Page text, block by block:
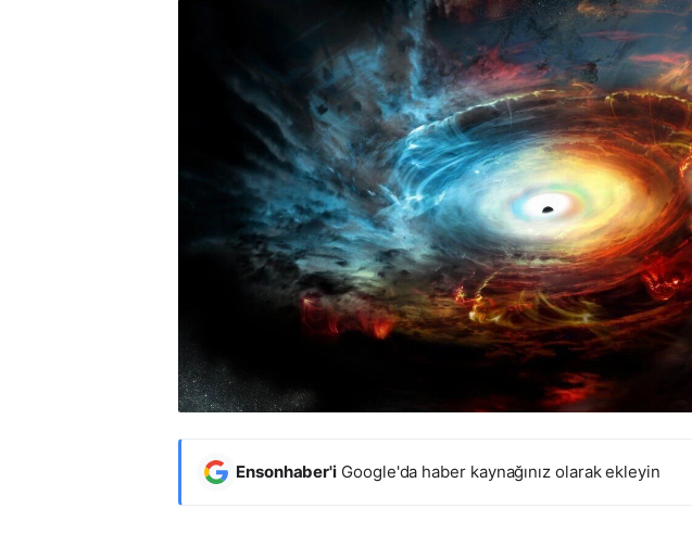
Ensonhaber'i Google'da haber kaynağınız olarak ekleyin